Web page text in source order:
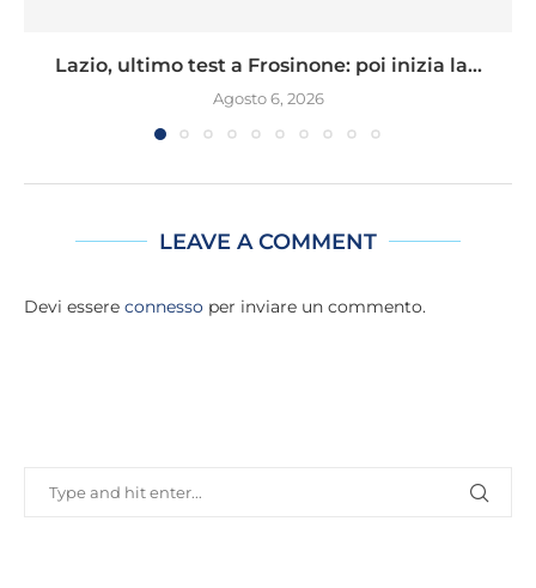
Lazio, ultimo test a Frosinone: poi inizia la...
Agosto 6, 2026
LEAVE A COMMENT
Devi essere connesso per inviare un commento.